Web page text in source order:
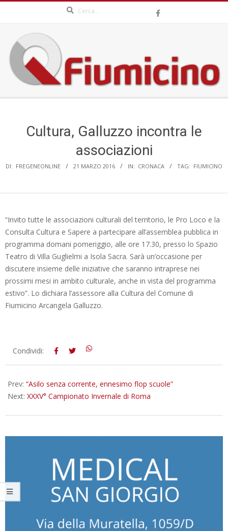
content
QFIUMICINO.COM
Cultura, Galluzzo incontra le
associazioni
DI: FREGENEONLINE 21 MARZO 2016 IN: CRONACA TAG: FIUMICINO
“Invito tutte le associazioni culturali del territorio, le Pro Loco e la
Consulta Cultura e Sapere a partecipare all’assemblea pubblica in
programma domani pomeriggio, alle ore 17.30, presso lo Spazio
Teatro di Villa Guglielmi a Isola Sacra. Sarà un’occasione per
discutere insieme delle iniziative che saranno intraprese nei
prossimi mesi in ambito culturale, anche in vista del programma
estivo”. Lo dichiara l’assessore alla Cultura del Comune di
Fiumicino Arcangela Galluzzo.
2016-
Condividi:
Prev: “Asilo senza corrente, ennesimo flop scuole”
Next: XXXV° Campionato Invernale di Roma